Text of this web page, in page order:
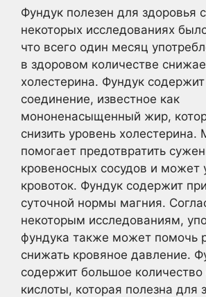
Фундук полезен для здоровья
некоторых исследованиях
что всего один месяц
в здоровом количестве
холестерина. ​​Фундук
соединение, известное как
мононенасыщенный жир,
снизить уровень холестерина.
помогает предотвратить
кровеносных сосудов и может
кровоток. Фундук содержит
суточной нормы магния.
некоторым исследованиям,
фундука также может помочь
снижать кровяное давление.
содержит большое количество
кислоты, которая полезна для